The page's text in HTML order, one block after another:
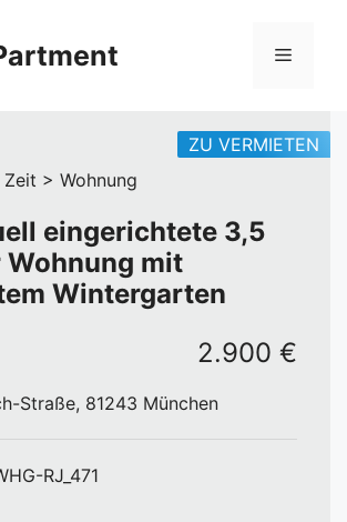
Menü
> Wohnung
ZU VERMIETEN
eingerichtete 3,5
Wohnung mit
Wintergarten
Straße, 81243 München
2.900 €
RJ_471